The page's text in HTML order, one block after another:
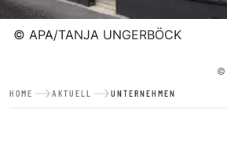
© APA/TANJA UNGERBÖCK
©
HOME AKTUELL UNTERNEHMEN